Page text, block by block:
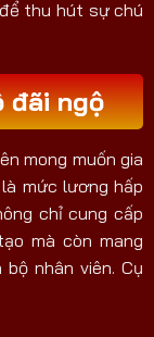
thu hút sự chú
đãi ngộ
mong muốn gia
mức lương hấp
chỉ cung cấp
mà còn mang
nhân viên. Cụ